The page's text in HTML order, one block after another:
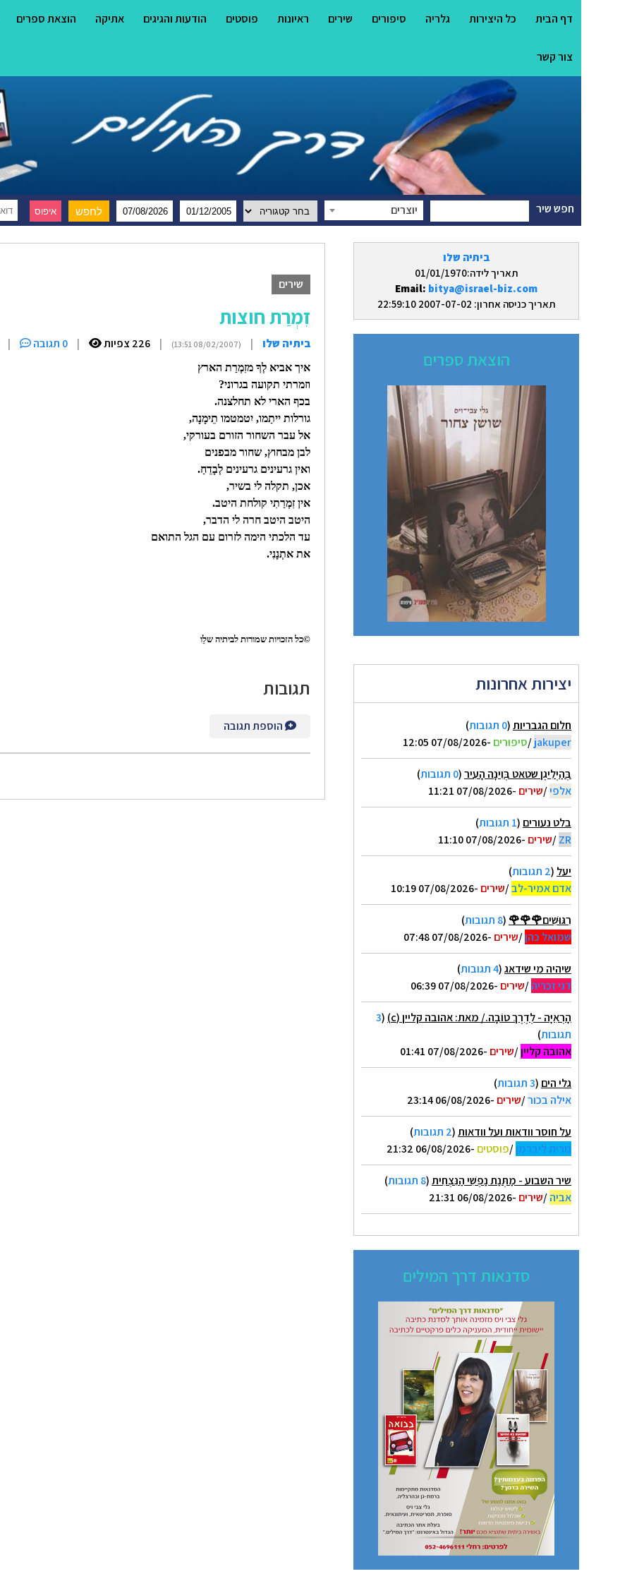
דף הבית כל היצירות גלריה סיפורים שירים ראיונות פוסטים הודעות והגיגים אתיקה הוצאת ספרים
צור קשר
חפש שיר יוצרים
ביתיה שלו
תאריך לידה:01/01/1970
Email: bitya@israel-biz.com
תאריך כניסה אחרון: 2007-07-02 22:59:10
הוצאת ספרים
יצירות אחרונות
חלום הגבריות(0 תגובות
)
jakuper
/סיפורים -07/08/2026 12:05
בְּהַיְלִיגֶן שטאט בְּוִינָה הָעִיר(0 תגובות
)
אלפי/שירים -07/08/2026 11:21
בלט נעורים (1 תגובות
)
ZR
/שירים -07/08/2026 11:10
יעל (2 תגובות
)
אדם אמיר-לב/שירים -07/08/2026 10:19
רִגּוּשִׁים🌹🌹🌹 (8 תגובות
)
שמואל כהן/שירים -07/08/2026 07:48
שיהיה מי שידאג(4 תגובות
)
דני זכריה/שירים -07/08/2026 06:39
הָרְאִיָּה - לְדֶרֶךְ טוֹבָה./ מאת: אהובה קליין (c) (
3
תגובות)
אהובה קליין/שירים -07/08/2026 01:41
גלי הים (3 תגובות
)
אילה בכור/שירים -06/08/2026 23:14
על חוסר וודאות ועל וודאות(2 תגובות
)
נורית ליברמן/פוסטים -06/08/2026 21:32
שיר השבוע - מַתְּנַת נַפְשִׁי הַנִּצְחִית(8 תגובות
)
אביה/שירים -06/08/2026 21:31
סדנאות דרך המילים
שירים
זִמְרַת חוצות
ביתיה שלו |
(08/02/2007 13:51)
| 226 צפיות | 0 תגובה |
איך אביא לְךָ מזִמְרַת הארץ
וזמרתי תקועה בגרוני?
בכף הארי לא תחלצנה.
גורלות ייתַמו, יִטמטמו תֵימָנָה,
אל עבר השחור הזורם בעורקי,
לבן מבחוץ, שחור מבפנים
ואין גרעינים גרעינים לְבָדֵחַ.
אכן, תקלה לי בשיר,
אין זִמְרַתִי קולחת היטב.
היטב היטב חרה לי הדבר,
עד הלכתי הימה לזרום עם הגל התואם
את אתְנָנִי.
©כל הזכויות שמורות לביתיה שלֵו
תגובות
הוספת תגובה